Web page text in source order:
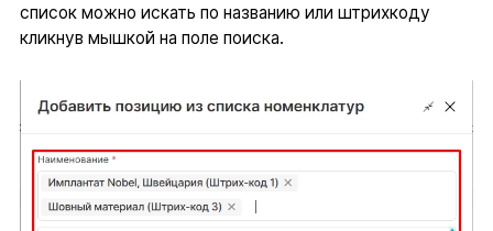
список можно искать по названию или штрихкоду
кликнув мышкой на поле поиска.